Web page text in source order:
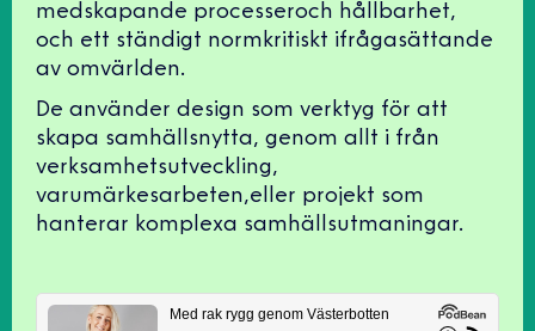
medskapande processeroch hållbarhet,
och ett ständigt normkritiskt ifrågasättande
av omvärlden.
De använder design som verktyg för att
skapa samhällsnytta, genom allt i från
verksamhetsutveckling,
varumärkesarbeten,eller projekt som
hanterar komplexa samhällsutmaningar.